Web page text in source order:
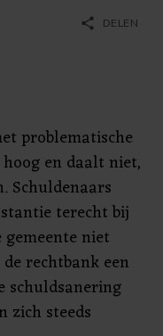
share DELEN
problematische
en daalt niet,
Schuldenaars
terecht bij
gemeente niet
rechtbank een
schuldsanering
zich steeds